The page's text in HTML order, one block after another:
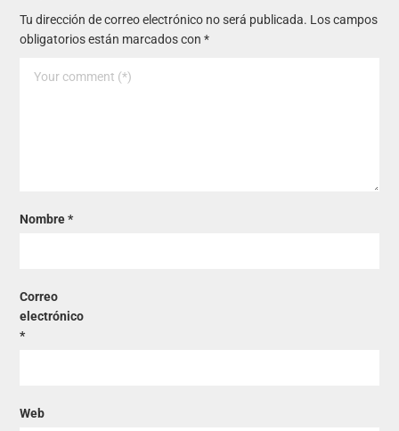
Tu dirección de correo electrónico no será publicada. Los campos
obligatorios están marcados con*
Nombre*
Correo
electrónico
*
Web